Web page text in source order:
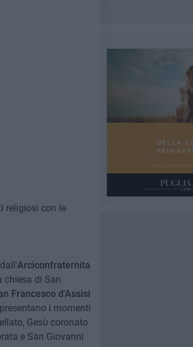
religiosi con le
Arciconfraternita
chiesa di San
Francesco d'Assisi
i momenti
Gesù coronato
e San Giovanni